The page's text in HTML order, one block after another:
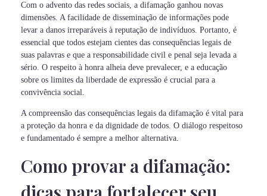
Com o advento das redes sociais, a difamação ganhou novas
dimensões. A facilidade de disseminação de informações pode
levar a danos irreparáveis à reputação de indivíduos. Portanto, é
essencial que todos estejam cientes das consequências legais de
suas palavras e que a responsabilidade civil e penal seja levada a
sério. O respeito à honra alheia deve prevalecer, e a educação
sobre os limites da liberdade de expressão é crucial para a
convivência social.
A compreensão das consequências legais da difamação é vital para
a proteção da honra e da dignidade de todos. O diálogo respeitoso
e fundamentado é sempre a melhor alternativa.
Como provar a difamação: